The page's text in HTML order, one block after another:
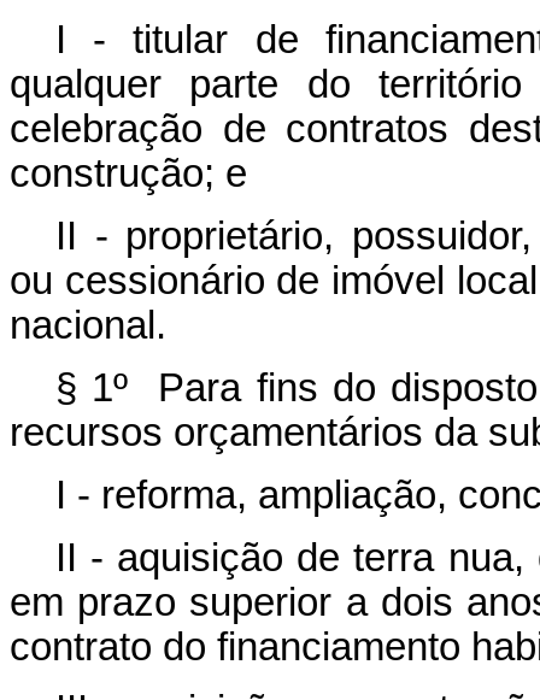
I - titular de
qualquer parte do
celebração de contratos
construção; e
II - proprietário,
ou cessionário de imóvel
nacional.
§ 1º Para fins do
recursos orçamentários da
I - reforma, ampliação,
II - aquisição de terra
em prazo superior a dois
contrato do financiamento